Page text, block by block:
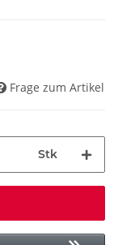
Frage zum Artikel
Stk